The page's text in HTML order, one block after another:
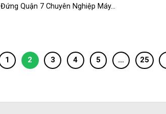
Đứng Quận 7 Chuyên Nghiệp Máy...
1 2 3 4 5 … 25